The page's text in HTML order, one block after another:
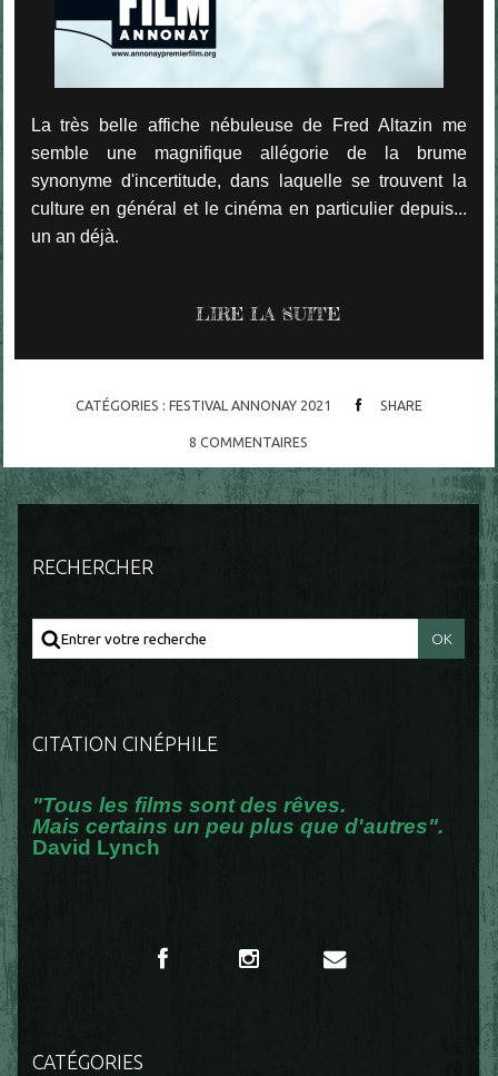
La très belle affiche nébuleuse de Fred Altazin me
semble une magnifique allégorie de la brume
synonyme d'incertitude, dans laquelle se trouvent la
culture en général et le cinéma en particulier depuis...
un an déjà.
LIRE LA SUITE
CATÉGORIES : FESTIVAL ANNONAY 2021 SHARE
8 COMMENTAIRES
RECHERCHER
CITATION CINÉPHILE
"Tous les films sont des rêves.
Mais certains un peu plus que d'autres".
David Lynch
CATÉGORIES